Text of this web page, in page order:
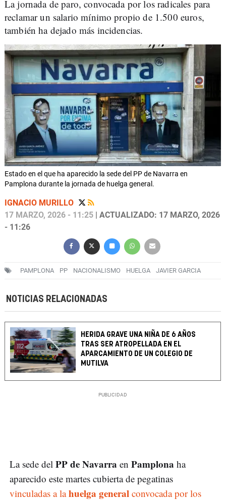
La jornada de paro, convocada por los radicales para
reclamar un salario mínimo propio de 1.500 euros,
también ha dejado más incidencias.
Estado en el que ha aparecido la sede del PP de Navarra en
Pamplona durante la jornada de huelga general.
IGNACIO MURILLO
17 MARZO, 2026 - 11:25 | ACTUALIZADO: 17 MARZO, 2026
- 11:26
PAMPLONA PP NACIONALISMO HUELGA JAVIER GARCIA
NOTICIAS RELACIONADAS
HERIDA GRAVE UNA NIÑA DE 6 AÑOS
TRAS SER ATROPELLADA EN EL
APARCAMIENTO DE UN COLEGIO DE
MUTILVA
La sede del PP de Navarra en Pamplona ha
aparecido este martes cubierta de pegatinas
vinculadas a lahuelga general convocada por los